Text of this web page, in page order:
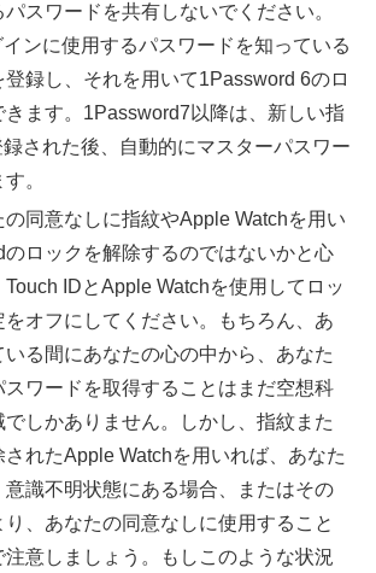
スワードを共有しないでください。
ンに使用するパスワードを知っている
登録し、それを用いて1Password 6のロ
きます。1Password7以降は、新しい指
された後、自動的にマスターパスワー
。
同意なしに指紋やApple Watchを用い
のロックを解除するのではないかと心
IDとApple Watchを使用してロッ
をオフにしてください。もちろん、あ
いる間にあなたの心の中から、あなた
スワードを取得することはまだ空想科
しかありません。しかし、指紋また
されたApple Watchを用いれば、あなた
意識不明状態にある場合、またはその
、あなたの同意なしに使用すること
注意しましょう。もしこのような状況